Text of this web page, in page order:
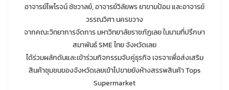
อาจารย์ไพโรจน์ ชัชวาลย์, อาจารย์วิลัยพร ยาขามป้อม และอาจารย์
วรรณวิศา นครขวาง
จากคณะวิทยาการจัดการ มหาวิทยาลัยราชภัฏเลย ในนามที่ปรึกษา
สมาพันธ์ SME ไทย จังหวัดเลย
ได้ร่วมผลักดันและเข้าร่วมกิจกรรมจับคู่ธุรกิจ เจรจาเพื่อส่งเสริม
สินค้าชุมชนของจังหวัดเลยเข้าไปขายยังห้างสรรพสินค้า Tops
Supermarket